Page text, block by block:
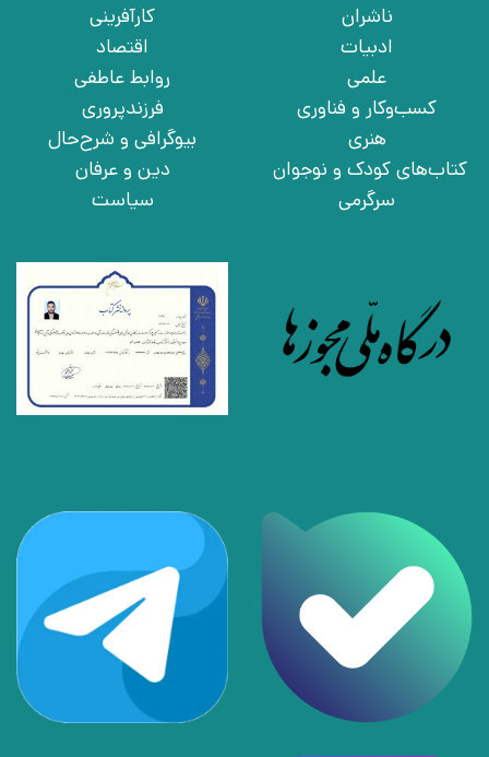
ناشران
ادبیات
علمی
کسب‌وکار و فناوری
هنری
کتاب‌های کودک و نوجوان
سرگرمی
کارآفرینی
اقتصاد
روابط عاطفی
فرزندپروری
بیوگرافی و شرح‌حال
دین و عرفان
سیاست